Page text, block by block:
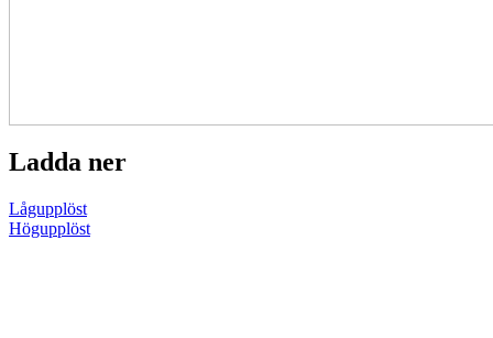
Ladda ner
Lågupplöst
Högupplöst